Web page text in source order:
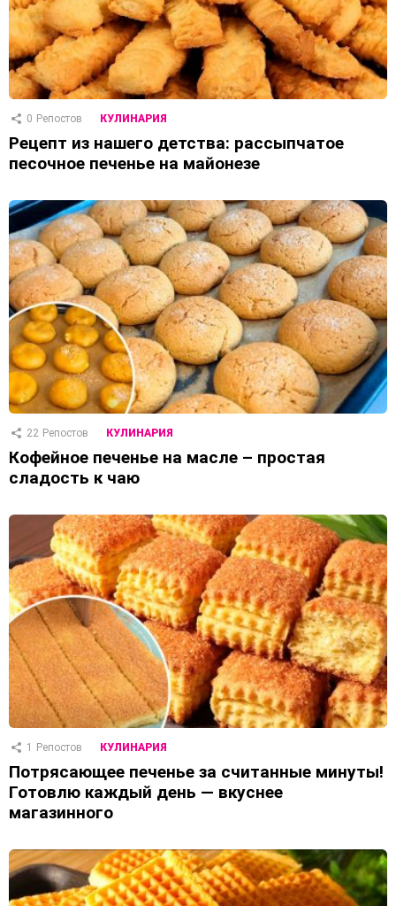
0 Репостов КУЛИНАРИЯ
Рецепт из нашего детства: рассыпчатое
песочное печенье на майонезе
22 Репостов КУЛИНАРИЯ
Кофейное печенье на масле – простая
сладость к чаю
1 Репостов КУЛИНАРИЯ
Потрясающее печенье за считанные минуты!
Готовлю каждый день — вкуснее
магазинного